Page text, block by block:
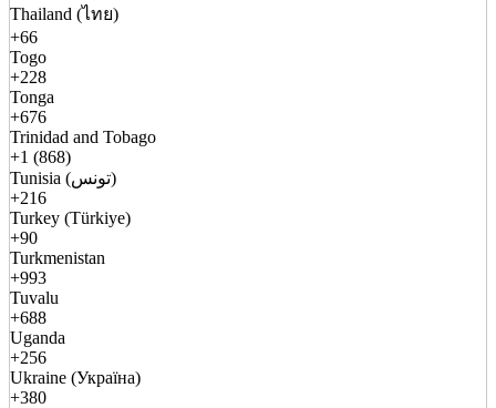
Thailand (ไทย)
+66
Togo
+228
Tonga
+676
Trinidad and Tobago
+1 (868)
Tunisia (تونس)
+216
Turkey (Türkiye)
+90
Turkmenistan
+993
Tuvalu
+688
Uganda
+256
Ukraine (Україна)
+380